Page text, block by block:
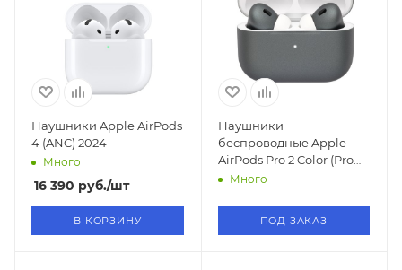
Наушники Apple AirPods
4 (ANC) 2024
Много
16 390 руб./шт
В КОРЗИНУ
Наушники
беспроводные Apple
AirPods Pro 2 Color (Pro
Green / Про зеленый)
Много
ПОД ЗАКАЗ